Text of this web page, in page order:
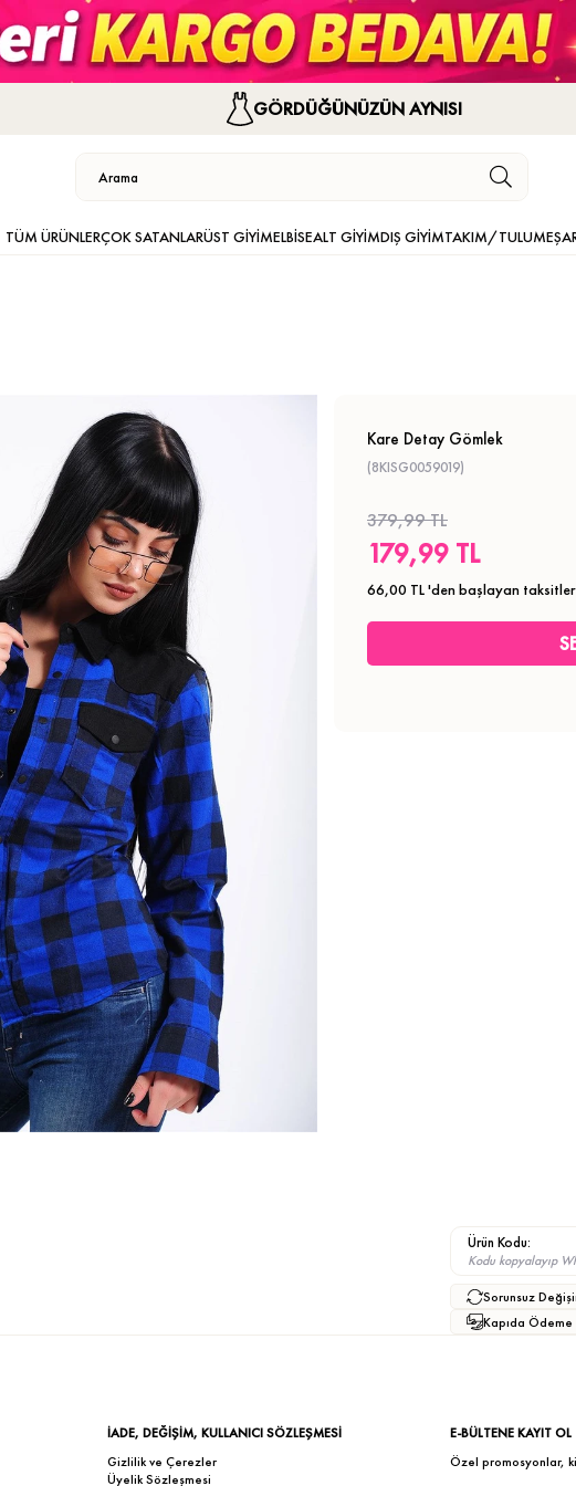
GÖRDÜĞÜNÜZÜN AYNISI
TÜM ÜRÜNLERÇOK SATANLARÜST GİYİMELBİSEALT GİYİMDIŞ GİYİMTAKIM/TULUM
Kare Detay Gömlek
(8KISG0059019)
379,99 TL
179,99 TL
66,00 TL'den başlayan
Ürün Kodu:
Kodu kopyalayıp
Sorunsuz
Kapıda Ödeme
İADE, DEĞİŞİM, KULLANICI SÖZLEŞMESİ
Gizlilik ve Çerezler
Üyelik Sözleşmesi
E-BÜLTENE KAYIT OL
Özel promosyonlar,